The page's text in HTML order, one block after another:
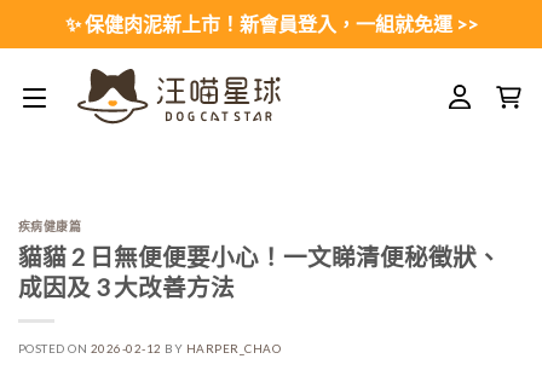
✨ 保健肉泥新上市！新會員登入，一組就免運 >>
疾病健康篇
貓貓 2 日無便便要小心！一文睇清便秘徵狀、
成因及 3 大改善方法
POSTED ON 2026-02-12 BY HARPER_CHAO